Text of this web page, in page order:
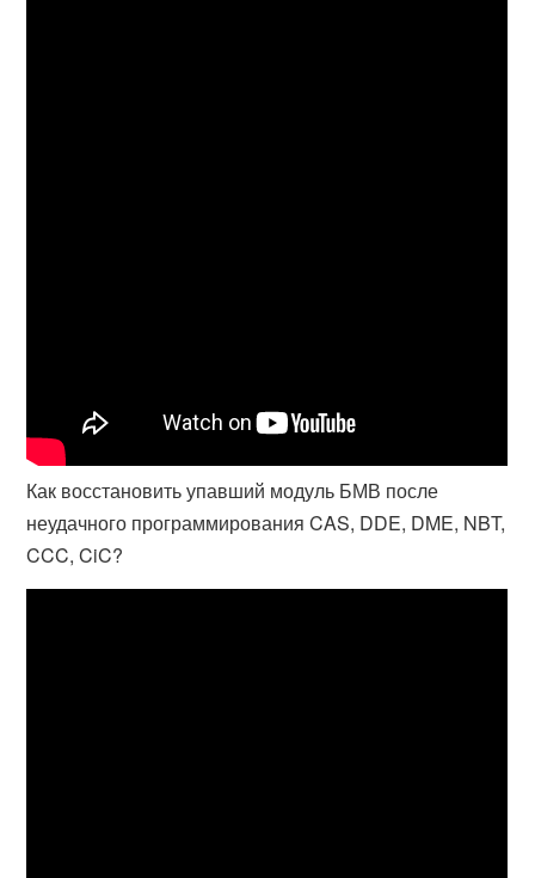
Как восстановить упавший модуль БМВ после
неудачного программирования CAS, DDE, DME, NBT,
CCC, CiC?